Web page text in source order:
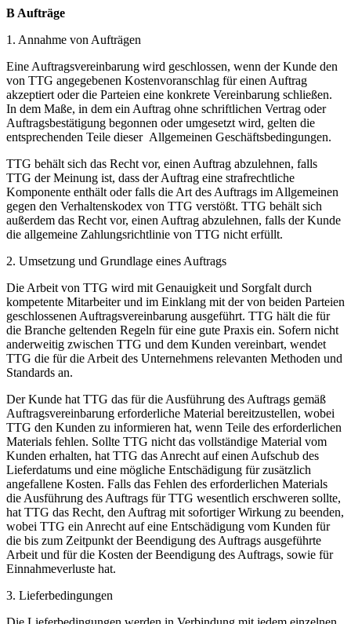
B Aufträge
1. Annahme von Aufträgen
Eine Auftragsvereinbarung wird geschlossen, wenn der Kunde den
von TTG angegebenen Kostenvoranschlag für einen Auftrag
akzeptiert oder die Parteien eine konkrete Vereinbarung schließen.
In dem Maße, in dem ein Auftrag ohne schriftlichen Vertrag oder
Auftragsbestätigung begonnen oder umgesetzt wird, gelten die
entsprechenden Teile dieser Allgemeinen Geschäftsbedingungen.
TTG behält sich das Recht vor, einen Auftrag abzulehnen, falls
TTG der Meinung ist, dass der Auftrag eine strafrechtliche
Komponente enthält oder falls die Art des Auftrags im Allgemeinen
gegen den Verhaltenskodex von TTG verstößt. TTG behält sich
außerdem das Recht vor, einen Auftrag abzulehnen, falls der Kunde
die allgemeine Zahlungsrichtlinie von TTG nicht erfüllt.
2. Umsetzung und Grundlage eines Auftrags
Die Arbeit von TTG wird mit Genauigkeit und Sorgfalt durch
kompetente Mitarbeiter und im Einklang mit der von beiden Parteien
geschlossenen Auftragsvereinbarung ausgeführt. TTG hält die für
die Branche geltenden Regeln für eine gute Praxis ein. Sofern nicht
anderweitig zwischen TTG und dem Kunden vereinbart, wendet
TTG die für die Arbeit des Unternehmens relevanten Methoden und
Standards an.
Der Kunde hat TTG das für die Ausführung des Auftrags gemäß
Auftragsvereinbarung erforderliche Material bereitzustellen, wobei
TTG den Kunden zu informieren hat, wenn Teile des erforderlichen
Materials fehlen. Sollte TTG nicht das vollständige Material vom
Kunden erhalten, hat TTG das Anrecht auf einen Aufschub des
Lieferdatums und eine mögliche Entschädigung für zusätzlich
angefallene Kosten. Falls das Fehlen des erforderlichen Materials
die Ausführung des Auftrags für TTG wesentlich erschweren sollte,
hat TTG das Recht, den Auftrag mit sofortiger Wirkung zu beenden,
wobei TTG ein Anrecht auf eine Entschädigung vom Kunden für
die bis zum Zeitpunkt der Beendigung des Auftrags ausgeführte
Arbeit und für die Kosten der Beendigung des Auftrags, sowie für
Einnahmeverluste hat.
3. Lieferbedingungen